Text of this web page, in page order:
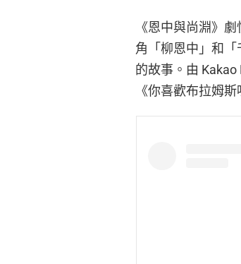
《恩中與尚淵》
角「柳恩中」和
的故事。由
《你喜歡布拉姆